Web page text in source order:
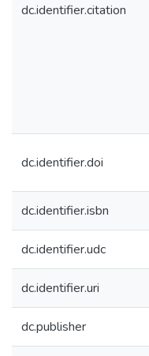
dc.identifier.citation
dc.identifier.doi
dc.identifier.isbn
dc.identifier.udc
dc.identifier.uri
dc.publisher